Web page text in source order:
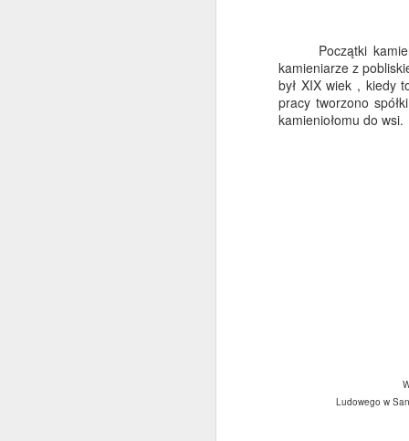
Początki
kamieniarze z
był XIX wiek , kiedy
pracy tworzono
kamieniołomu do wsi.
Ludowego w